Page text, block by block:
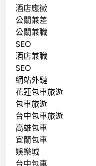
酒店應徵
公關兼差
公關兼職
SEO
酒店兼職
SEO
網站外鏈
花蓮包車旅遊
包車旅遊
台中包車旅遊
高雄包車
宜蘭包車
娛樂城
台中包車